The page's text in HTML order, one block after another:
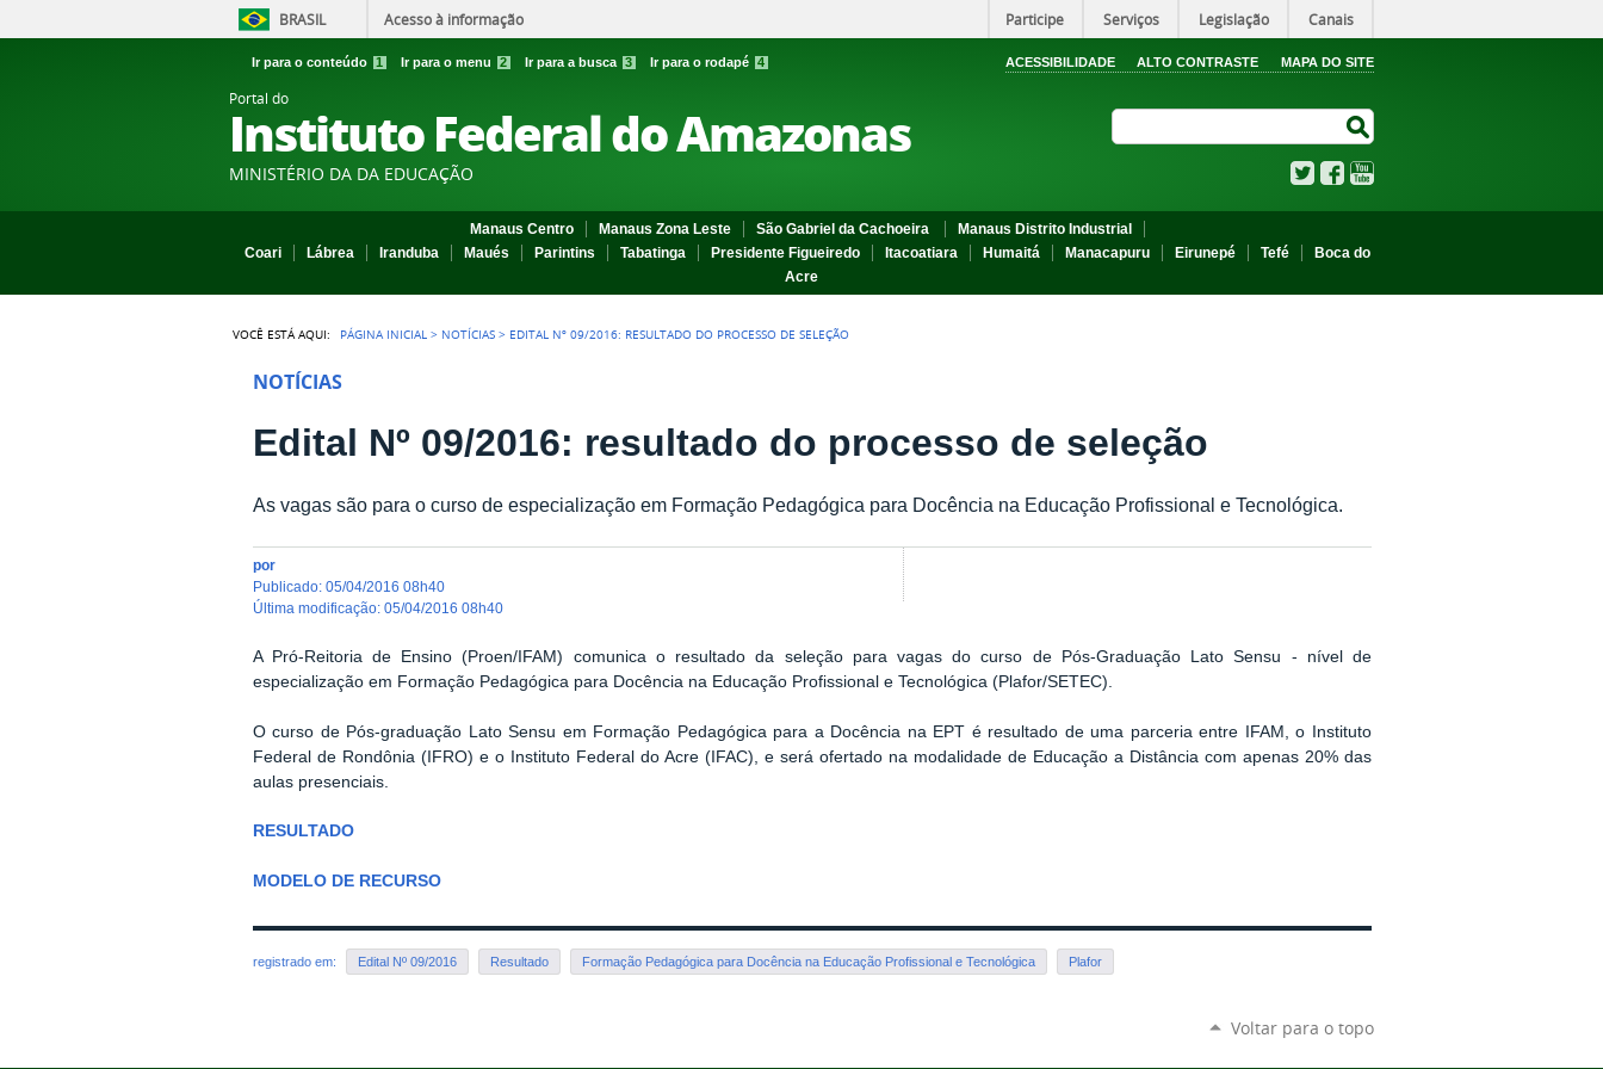
BRASIL Acesso à informação Participe Serviços Legislação Canais
Ir para o conteúdo 1 Ir para o menu 2 Ir para a busca 3 Ir para o rodapé 4 ACESSIBILIDADE ALTO CONTRASTE MAPA DO SITE
Portal do
Instituto Federal do Amazonas
MINISTÉRIO DA DA EDUCAÇÃO TwitterFacebook
Manaus Centro Manaus Zona Leste São Gabriel da Cachoeira
Manaus Distrito Industrial
Coari
Lábrea Iranduba Maués Parintins Tabatinga Presidente Figueiredo Itacoatiara Humaitá Manacapuru Eirunepé Tefé
Boca do
Acre
VOCÊ ESTÁ AQUI: PÁGINA INICIAL > NOTÍCIAS > EDITAL Nº 09/2016: RESULTADO DO PROCESSO DE SELEÇÃO
NOTÍCIAS
Edital Nº 09/2016: resultado do processo de seleção
As vagas são para o curso de especialização em Formação Pedagógica para Docência na Educação Profissional e Tecnológica.
por
publicado: 05/04/2016 08h40
última modificação: 05/04/2016 08h40
A Pró-Reitoria de Ensino (Proen/IFAM) comunica o resultado da seleção para vagas do curso de Pós-Graduação Lato Sensu - nível de
especialização em Formação Pedagógica para Docência na Educação Profissional e Tecnológica (Plafor/SETEC).
O curso de Pós-graduação Lato Sensu em Formação Pedagógica para a Docência na EPT é resultado de uma parceria entre IFAM, o Instituto
Federal de Rondônia (IFRO) e o Instituto Federal do Acre (IFAC), e será ofertado na modalidade de Educação a Distância com apenas 20% das
aulas presenciais.
RESULTADO
MODELO DE RECURSO
registrado em: Edital Nº 09/2016 Resultado Formação Pedagógica para Docência na Educação Profissional e Tecnológica Plafor
Voltar para o topo